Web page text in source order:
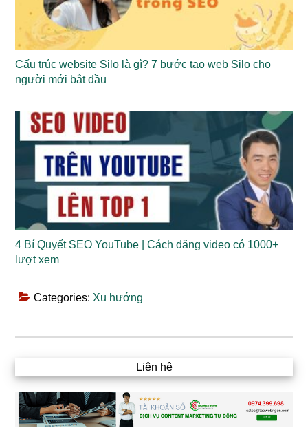
Cấu trúc website Silo là gì? 7 bước tạo web Silo cho
người mới bắt đầu
4 Bí Quyết SEO YouTube | Cách đăng video có 1000+
lượt xem
Categories: Xu hướng
Liên hệ